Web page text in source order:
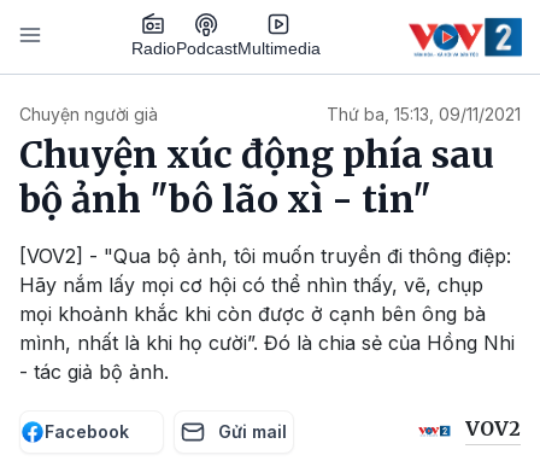
Nhảy đến nội dung
RadioPodcastMultimedia
Chuyện người già Thứ ba, 15:13, 09/11/2021
Chuyện xúc động phía sau
bộ ảnh "bô lão xì - tin"
[VOV2] - "Qua bộ ảnh, tôi muốn truyền đi thông điệp:
Hãy nắm lấy mọi cơ hội có thể nhìn thấy, vẽ, chụp
mọi khoảnh khắc khi còn được ở cạnh bên ông bà
mình, nhất là khi họ cười”. Đó là chia sẻ của Hồng Nhi
- tác giả bộ ảnh.
Facebook Gửi mail VOV2